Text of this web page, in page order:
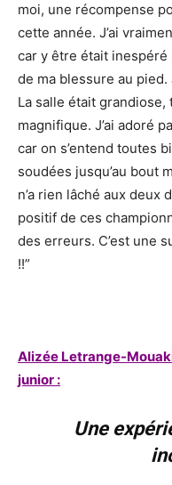
moi, une récompense
cette année. J’ai
car y être était
de ma blessure au pied.
La salle était
magnifique. J’ai adoré
car on s’entend toutes
soudées jusqu’au bout
n’a rien lâché aux deux
positif de ces
des erreurs. C’est une
!!”
Alizée Letrange-
junior :
Une